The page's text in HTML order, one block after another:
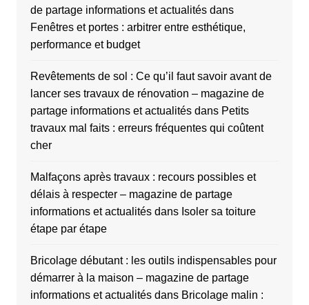
de partage informations et actualitésdans
Fenêtres et portes : arbitrer entre esthétique,
performance et budget
Revêtements de sol : Ce qu’il faut savoir avant de
lancer ses travaux de rénovation – magazine de
partage informations et actualitésdans Petits
travaux mal faits : erreurs fréquentes qui coûtent
cher
Malfaçons après travaux : recours possibles et
délais à respecter – magazine de partage
informations et actualitésdans Isoler sa toiture
étape par étape
Bricolage débutant : les outils indispensables pour
démarrer à la maison – magazine de partage
informations et actualitésdans Bricolage malin :